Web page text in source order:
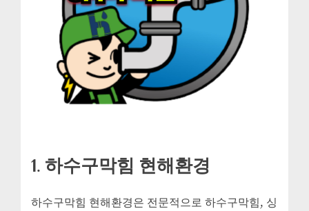
1. 하수구막힘 현해환경
하수구막힘 현해환경은 전문적으로 하수구막힘, 싱